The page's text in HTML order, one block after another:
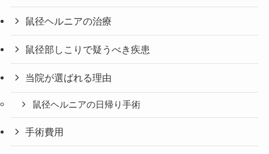
鼠径ヘルニアの治療
鼠径部しこりで疑うべき疾患
当院が選ばれる理由
鼠径ヘルニアの日帰り手術
手術費用